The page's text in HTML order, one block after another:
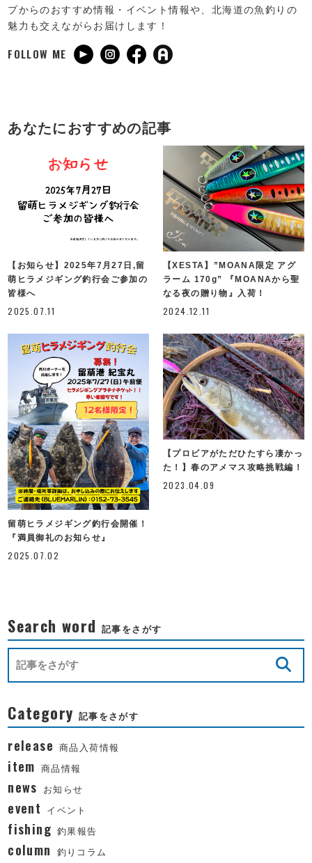
プからのおすすめ情報・イベント情報や、北海道の魚釣りの
魅力も交えながらお届けします！
FOLLOW ME
あなたにおすすめの記事
【お知らせ】2025年7月27日,留
萌ヒラメジギング釣行会ご参加の
皆様へ
2025.07.11
【XESTA】”MOANA限定 アグ
ラーム 170g” 『MOANAから聖
なる夜の贈り物』入荷！
2024.12.11
留萌ヒラメジギング釣行会開催！
『満員御礼のお知らせ』
2025.07.02
【プロビアがただひたすら凄かっ
た！】春のアメマス攻略挑戦編！
2023.04.09
Search word 記事をさがす
Category 記事をさがす
release 商品入荷情報
item 商品情報
news お知らせ
event イベント
fishing 釣果報告
column 釣りコラム